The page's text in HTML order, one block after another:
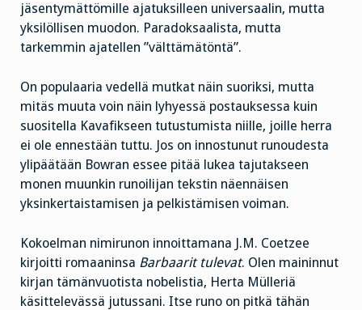
jäsentymättömille ajatuksilleen universaalin, mutta
yksilöllisen muodon. Paradoksaalista, mutta
tarkemmin ajatellen ”välttämätöntä”.
On populaaria vedellä mutkat näin suoriksi, mutta
mitäs muuta voin näin lyhyessä postauksessa kuin
suositella Kavafikseen tutustumista niille, joille herra
ei ole ennestään tuttu. Jos on innostunut runoudesta
ylipäätään Bowran essee pitää lukea tajutakseen
monen muunkin runoilijan tekstin näennäisen
yksinkertaistamisen ja pelkistämisen voiman.
Kokoelman nimirunon innoittamana J.M. Coetzee
kirjoitti romaaninsa Barbaarit tulevat. Olen maininnut
kirjan tämänvuotista nobelistia, Herta Mülleriä
käsittelevässä jutussani. Itse runo on pitkä tähän